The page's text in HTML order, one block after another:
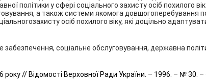
політики у сфері соціального захисту осіб похилого
а також системи якомога довшогоперебування
осіб похилого віку, які доцільно адаптувати
забезпечення, соціальне обслуговування, державна
// Відомості Верховної Ради України. – 1996. – № 30. –